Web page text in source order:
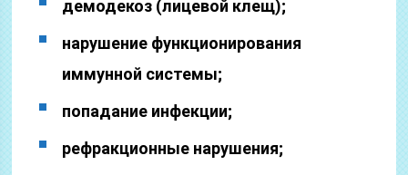
демодекоз (лицевой клещ);
нарушение функционирования
иммунной системы;
попадание инфекции;
рефракционные нарушения;